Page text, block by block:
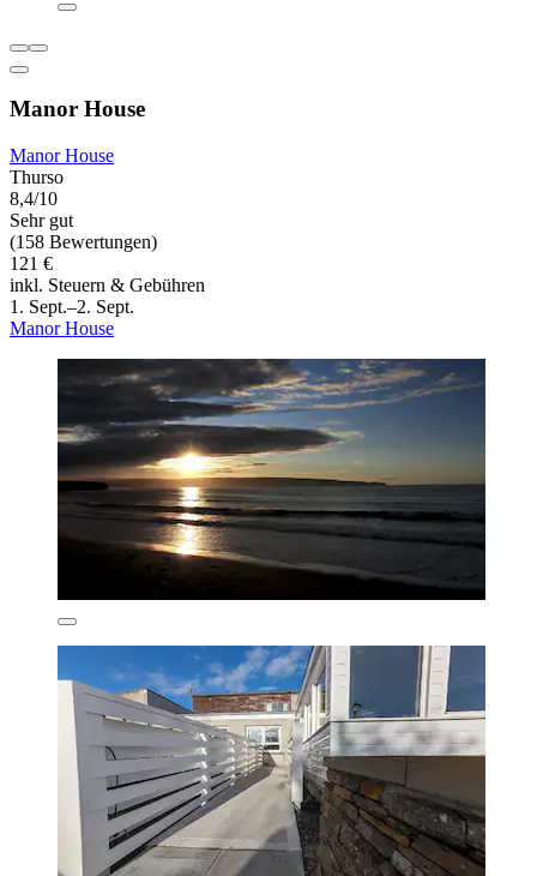
Manor House
Manor House
Thurso
8,4/10
Sehr gut
(158 Bewertungen)
121 €
inkl. Steuern & Gebühren
1. Sept.–2. Sept.
Manor House